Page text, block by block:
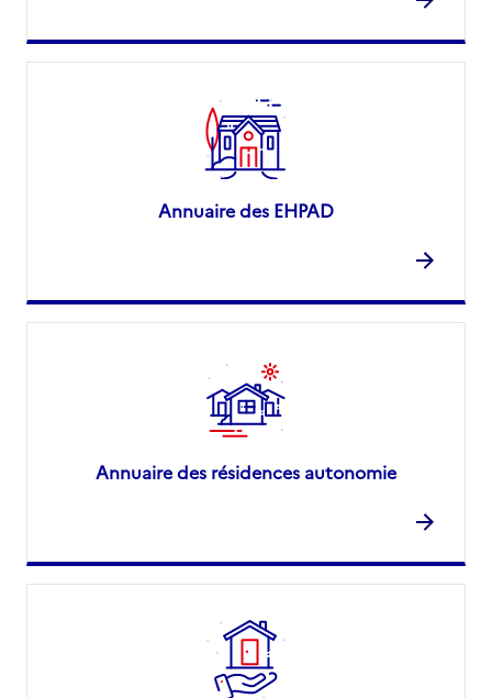
Annuaire des EHPAD
Annuaire des résidences autonomie